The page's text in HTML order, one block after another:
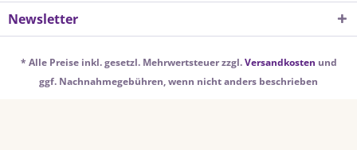
Newsletter
* Alle Preise inkl. gesetzl. Mehrwertsteuer zzgl.Versandkosten und
ggf. Nachnahmegebühren, wenn nicht anders beschrieben